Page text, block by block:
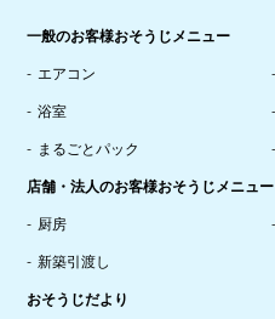
一般のお客様おそうじメニュー
エアコン
浴室
まるごとパック
店舗・法人のお客様おそうじメニュー
厨房
新築引渡し
おそうじだより